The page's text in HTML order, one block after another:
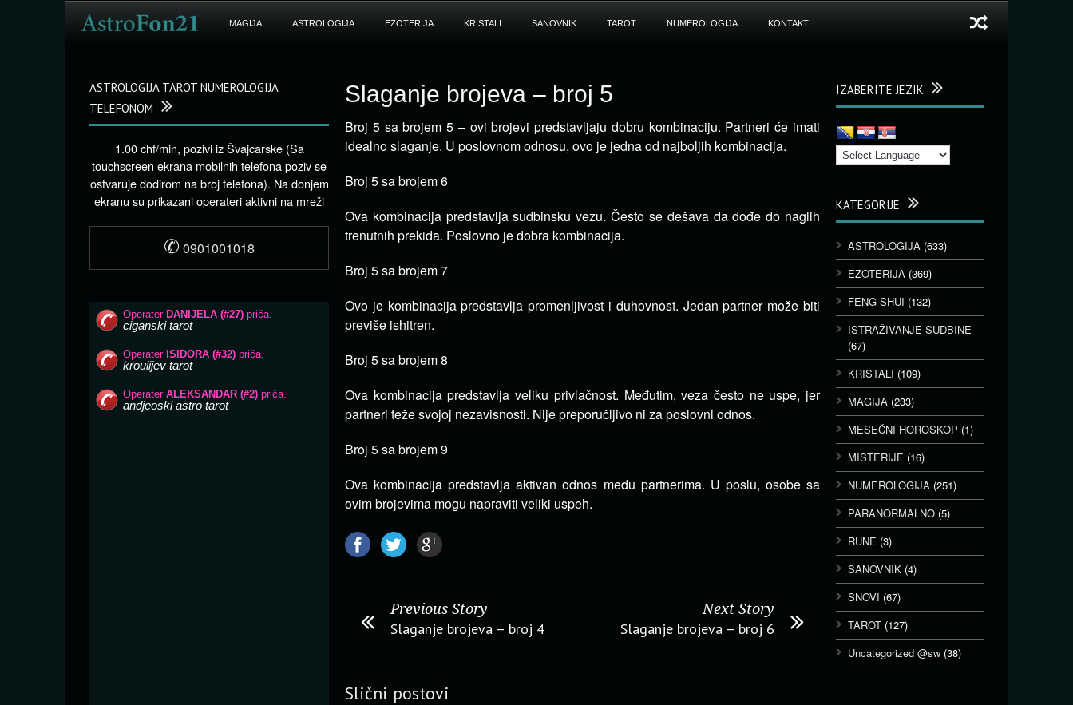
MAGIJA ASTROLOGIJA EZOTERIJA KRISTALI SANOVNIK TAROT NUMEROLOGIJA KONTAKT
Slaganje brojeva – broj 5
Broj 5 sa brojem 5 – ovi brojevi predstavljaju dobru kombinaciju. Partneri će imati
idealno slaganje. U poslovnom odnosu, ovo je jedna od najboljih kombinacija.
Broj 5 sa brojem 6
Ova kombinacija predstavlja sudbinsku vezu. Često se dešava da dođe do naglih
trenutnih prekida. Poslovno je dobra kombinacija.
Broj 5 sa brojem 7
Ovo je kombinacija predstavlja promenljivost i duhovnost. Jedan partner može biti
previše ishitren.
Broj 5 sa brojem 8
Ova kombinacija predstavlja veliku privlačnost. Međutim, veza često ne uspe, jer
partneri teže svojoj nezavisnosti. Nije preporučljivo ni za poslovni odnos.
Broj 5 sa brojem 9
Ova kombinacija predstavlja aktivan odnos među partnerima. U poslu, osobe sa
ovim brojevima mogu napraviti veliki uspeh.
Previous Story
Slaganje brojeva – broj 4
Next Story
Slaganje brojeva – broj 6
Slični postovi
IZABERITE JEZIK
KATEGORIJE
ASTROLOGIJA (633)
EZOTERIJA (369)
FENG SHUI (132)
ISTRAŽIVANJE SUDBINE
(67)
KRISTALI (109)
MAGIJA (233)
MESEČNI HOROSKOP (1)
MISTERIJE (16)
NUMEROLOGIJA (251)
PARANORMALNO (5)
RUNE (3)
SANOVNIK (4)
SNOVI (67)
TAROT (127)
Uncategorized @sw (38)
ASTROLOGIJA TAROT NUMEROLOGIJA
TELEFONOM
1.00 chf/min, pozivi iz Švajcarske (Sa
touchscreen ekrana mobilnih telefona poziv se
ostvaruje dodirom na broj telefona). Na donjem
ekranu su prikazani operateri aktivni na mreži
✆ 0901001018